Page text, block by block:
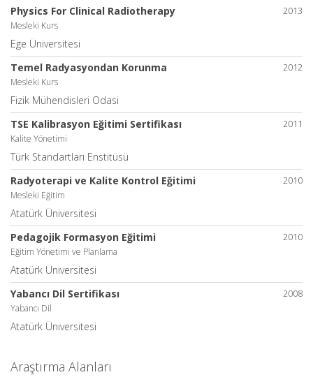
2013
Physics For Clinical Radiotherapy
Mesleki Kurs
Ege Üniversitesi
2012
Temel Radyasyondan Korunma
Mesleki Kurs
Fizik Mühendisleri Odasi
2011
TSE Kalibrasyon Eğitimi Sertifikası
Kalite Yönetimi
Türk Standartları Enstitüsü
2010
Radyoterapi ve Kalite Kontrol Eğitimi
Mesleki Eğitim
Atatürk Üniversitesi
2010
Pedagojik Formasyon Eğitimi
Eğitim Yönetimi ve Planlama
Atatürk Üniversitesi
2008
Yabancı Dil Sertifikası
Yabancı Dil
Atatürk Üniversitesi
Araştırma Alanları